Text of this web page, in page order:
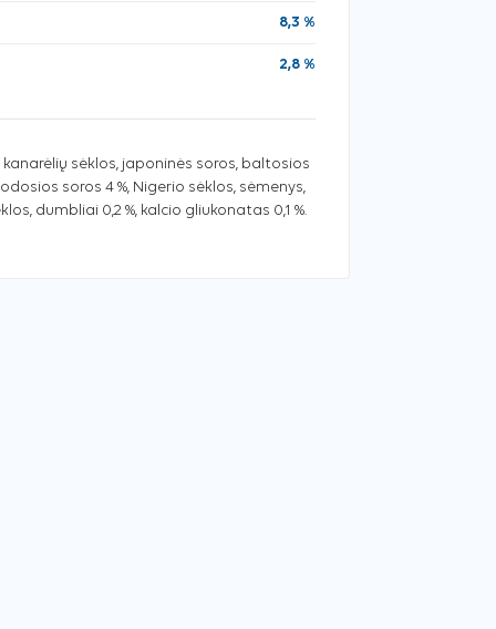
8,3 %
2,8 %
sėklos, japoninės soros, baltosios
soros 4 %, Nigerio sėklos, sėmenys,
dumbliai 0,2 %, kalcio gliukonatas 0,1 %.